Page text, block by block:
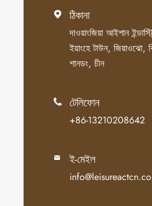
 ঠিকানা
দাওয়াংজিয়া আইশান
ইয়াংহে টাউন, জিয়াওঝো,
শানডং, চীন
 টেলিফোন
+86-13210208642
 ই-মেইল